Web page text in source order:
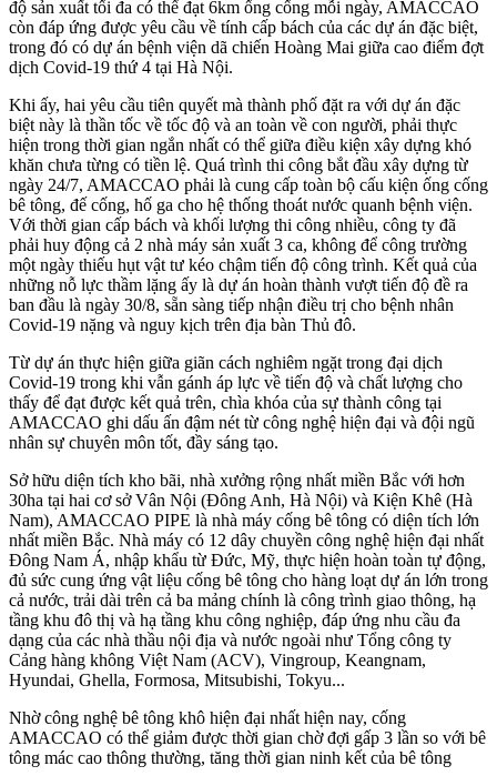
độ sản xuất tối đa có thể đạt 6km ống cống mỗi ngày, AMACCAO
còn đáp ứng được yêu cầu về tính cấp bách của các dự án đặc biệt,
trong đó có dự án bệnh viện dã chiến Hoàng Mai giữa cao điểm đợt
dịch Covid-19 thứ 4 tại Hà Nội.
Khi ấy, hai yêu cầu tiên quyết mà thành phố đặt ra với dự án đặc
biệt này là thần tốc về tốc độ và an toàn về con người, phải thực
hiện trong thời gian ngắn nhất có thể giữa điều kiện xây dựng khó
khăn chưa từng có tiền lệ. Quá trình thi công bắt đầu xây dựng từ
ngày 24/7, AMACCAO phải là cung cấp toàn bộ cấu kiện ống cống
bê tông, đế cống, hố ga cho hệ thống thoát nước quanh bệnh viện.
Với thời gian cấp bách và khối lượng thi công nhiều, công ty đã
phải huy động cả 2 nhà máy sản xuất 3 ca, không để công trường
một ngày thiếu hụt vật tư kéo chậm tiến độ công trình. Kết quả của
những nỗ lực thầm lặng ấy là dự án hoàn thành vượt tiến độ đề ra
ban đầu là ngày 30/8, sẵn sàng tiếp nhận điều trị cho bệnh nhân
Covid-19 nặng và nguy kịch trên địa bàn Thủ đô.
Từ dự án thực hiện giữa giãn cách nghiêm ngặt trong đại dịch
Covid-19 trong khi vẫn gánh áp lực về tiến độ và chất lượng cho
thấy để đạt được kết quả trên, chìa khóa của sự thành công tại
AMACCAO ghi dấu ấn đậm nét từ công nghệ hiện đại và đội ngũ
nhân sự chuyên môn tốt, đầy sáng tạo.
Sở hữu diện tích kho bãi, nhà xưởng rộng nhất miền Bắc với hơn
30ha tại hai cơ sở Vân Nội (Đông Anh, Hà Nội) và Kiện Khê (Hà
Nam), AMACCAO PIPE là nhà máy cống bê tông có diện tích lớn
nhất miền Bắc. Nhà máy có 12 dây chuyền công nghệ hiện đại nhất
Đông Nam Á, nhập khẩu từ Đức, Mỹ, thực hiện hoàn toàn tự động,
đủ sức cung ứng vật liệu cống bê tông cho hàng loạt dự án lớn trong
cả nước, trải dài trên cả ba mảng chính là công trình giao thông, hạ
tầng khu đô thị và hạ tầng khu công nghiệp, đáp ứng nhu cầu đa
dạng của các nhà thầu nội địa và nước ngoài như Tổng công ty
Cảng hàng không Việt Nam (ACV), Vingroup, Keangnam,
Hyundai, Ghella, Formosa, Mitsubishi, Tokyu...
Nhờ công nghệ bê tông khô hiện đại nhất hiện nay, cống
AMACCAO có thể giảm được thời gian chờ đợi gấp 3 lần so với bê
tông mác cao thông thường, tăng thời gian ninh kết của bê tông